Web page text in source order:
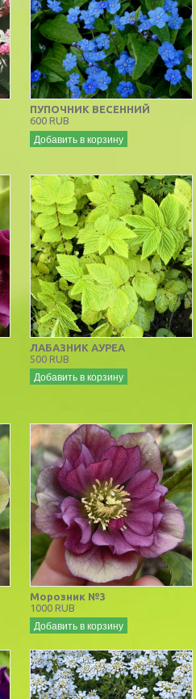
ПУПОЧНИК ВЕСЕННИЙ
600 RUB
Добавить в корзину
ЛАБАЗНИК АУРЕА
500 RUB
Добавить в корзину
Морозник №3
1000 RUB
Добавить в корзину